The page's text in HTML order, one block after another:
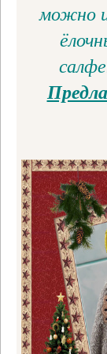
можно